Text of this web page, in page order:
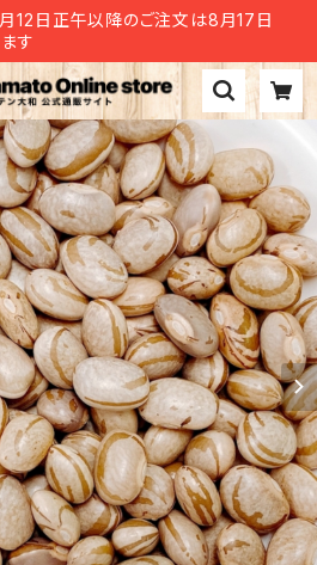
12日正午以降のご注文は8月17日
す